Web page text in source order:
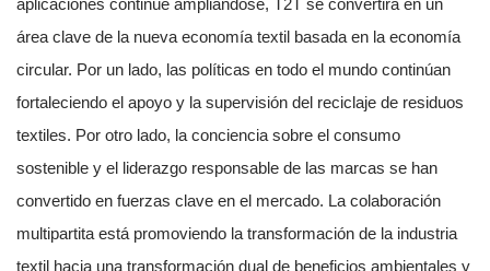
aplicaciones continúe ampliándose, T2T se convertirá en un
área clave de la nueva economía textil basada en la economía
circular. Por un lado, las políticas en todo el mundo continúan
fortaleciendo el apoyo y la supervisión del reciclaje de residuos
textiles. Por otro lado, la conciencia sobre el consumo
sostenible y el liderazgo responsable de las marcas se han
convertido en fuerzas clave en el mercado. La colaboración
multipartita está promoviendo la transformación de la industria
textil hacia una transformación dual de beneficios ambientales y